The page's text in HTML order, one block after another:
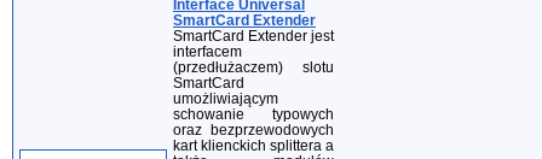
Interface Universal
SmartCard Extender
SmartCard Extender jest
interfacem
(przedłużaczem) slotu
SmartCard
umożliwiającym
schowanie typowych
oraz bezprzewodowych
kart klienckich splittera a